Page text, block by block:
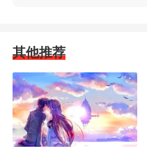
其他推荐